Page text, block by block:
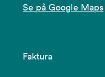
Se på Google Maps
Faktura